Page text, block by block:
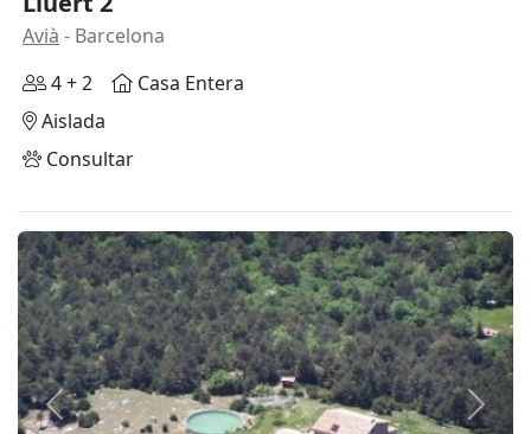
Avià - Barcelona
4 + 2
Casa Entera
Aislada
Consultar
Anterior